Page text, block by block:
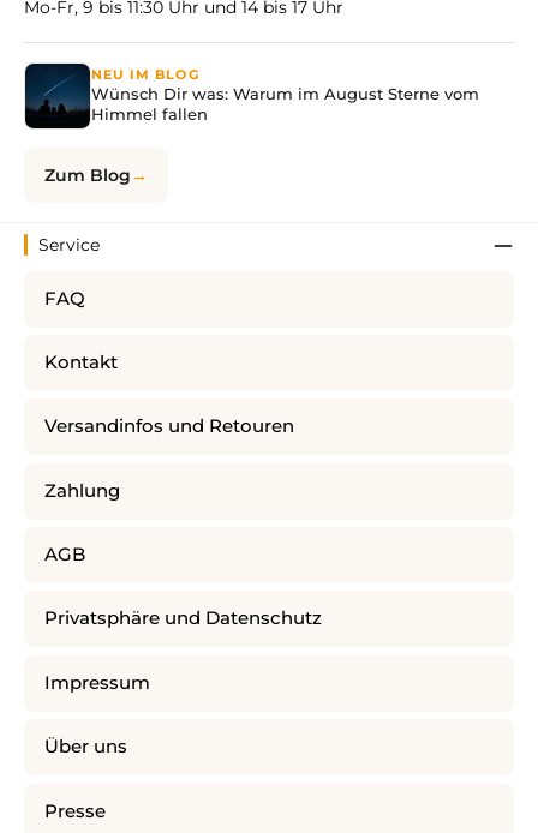
Mo-Fr, 9 bis 11:30 Uhr und 14 bis 17 Uhr
NEU IM BLOG
Wünsch Dir was: Warum im August Sterne vom
Himmel fallen
Zum Blog
Service
FAQ
Kontakt
Versandinfos und Retouren
Zahlung
AGB
Privatsphäre und Datenschutz
Impressum
Über uns
Presse